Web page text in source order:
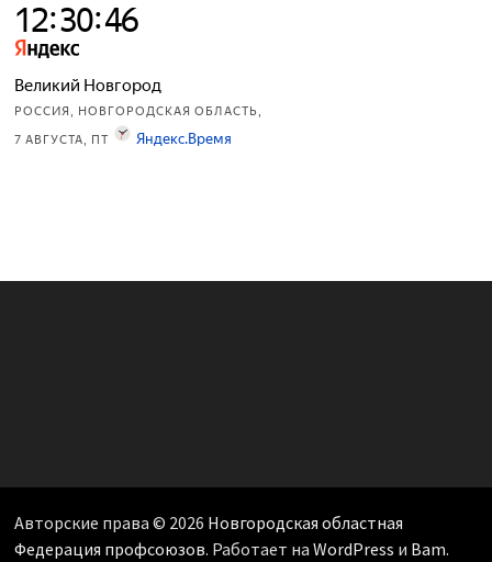
Авторские права © 2026 Новгородская областная
Федерация профсоюзов. Работает наWordPress и Bam.